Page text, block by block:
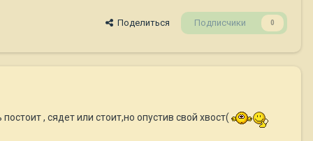
Поделиться Подписчики 0
, сядет или стоит,но опустив свой хвост(